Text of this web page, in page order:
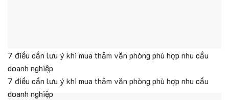
7 điều cần lưu ý khi mua thảm văn phòng phù hợp nhu cầu
doanh nghiệp
7 điều cần lưu ý khi mua thảm văn phòng phù hợp nhu cầu
doanh nghiệp